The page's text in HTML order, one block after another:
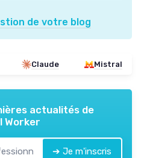
de votre blog
Claude Mistral
actualités de
Worker
➔ Je m'inscris